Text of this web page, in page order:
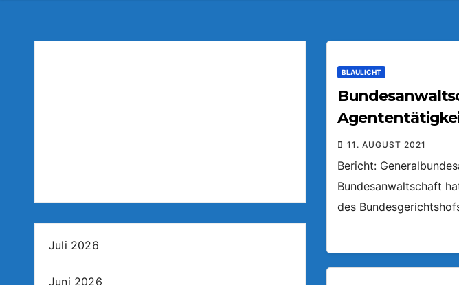
Juli 2026
Juni 2026
BLAULICHT
11. AUGUST 2021
Bericht:
Bundesanwaltschaft
des